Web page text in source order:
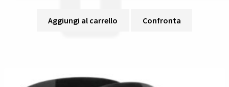
Aggiungi al carrello Confronta